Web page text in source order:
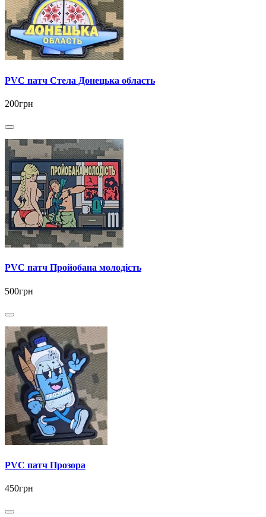
PVC патч Стела Донецька область
200грн
PVC патч Пройобана молодість
500грн
PVC патч Прозора
450грн